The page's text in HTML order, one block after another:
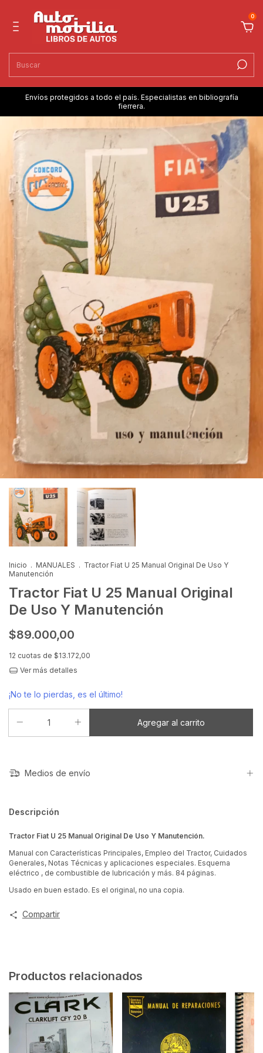
0
Envíos protegidos a todo el país. Especialistas en bibliografía
fierrera.
Inicio . MANUALES . Tractor Fiat U 25 Manual Original De Uso Y
Manutención
Tractor Fiat U 25 Manual Original
De Uso Y Manutención
$89.000,00
12 cuotas de $13.172,00
Ver más detalles
¡No te lo pierdas, es el último!
Medios de envío
Descripción
Tractor Fiat U 25 Manual Original De Uso Y Manutención.
Manual con Características Principales, Empleo del Tractor, Cuidados
Generales, Notas Técnicas y aplicaciones especiales. Esquema
eléctrico , de combustible de lubricación y más. 84 páginas.
Usado en buen estado. Es el original, no una copia.
Compartir
Productos relacionados